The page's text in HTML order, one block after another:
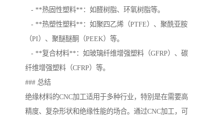
- **热固性塑料**：如醛树脂、环氧树脂等。
- **热塑性塑料**：如聚四乙烯（PTFE）、聚酰亚胺
（PI）、聚醚醚酮（PEEK）等。
- **复合材料**：如玻璃纤维增强塑料（GFRP）、碳
纤维增强塑料（CFRP）等。
### 总结
绝缘材料的CNC加工适用于多种行业，特别是在需要高
精度、复杂形状和绝缘性能的场合。通过CNC加工，可